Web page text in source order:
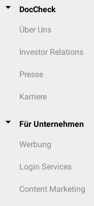
DocCheck
Über Uns
Investor Relations
Presse
Karriere
Für Unternehmen
Werbung
Login Services
Content Marketing